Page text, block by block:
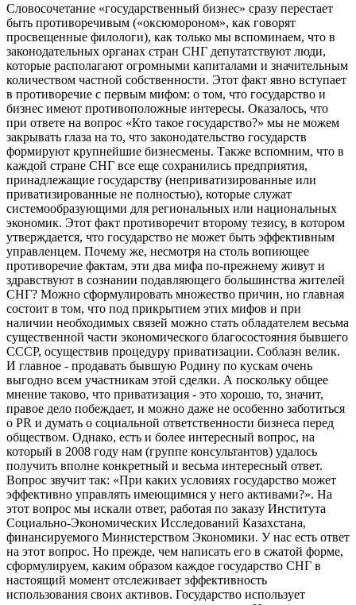
Словосочетание «государственный бизнес» сразу перестает
быть противоречивым («оксюмороном», как говорят
просвещенные филологи), как только мы вспоминаем, что в
законодательных органах стран СНГ депутатствуют люди,
которые располагают огромными капиталами и значительным
количеством частной собственности. Этот факт явно вступает
в противоречие с первым мифом: о том, что государство и
бизнес имеют противоположные интересы. Оказалось, что
при ответе на вопрос «Кто такое государство?» мы не можем
закрывать глаза на то, что законодательство государств
формируют крупнейшие бизнесмены. Также вспомним, что в
каждой стране СНГ все еще сохранились предприятия,
принадлежащие государству (неприватизированные или
приватизированные не полностью), которые служат
системообразующими для региональных или национальных
экономик. Этот факт противоречит второму тезису, в котором
утверждается, что государство не может быть эффективным
управленцем. Почему же, несмотря на столь вопиющее
противоречие фактам, эти два мифа по-прежнему живут и
здравствуют в сознании подавляющего большинства жителей
СНГ? Можно сформулировать множество причин, но главная
состоит в том, что под прикрытием этих мифов и при
наличии необходимых связей можно стать обладателем весьма
существенной части экономического благосостояния бывшего
СССР, осуществив процедуру приватизации. Соблазн велик.
И главное - продавать бывшую Родину по кускам очень
выгодно всем участникам этой сделки. А поскольку общее
мнение таково, что приватизация - это хорошо, то, значит,
правое дело побеждает, и можно даже не особенно заботиться
о PR и думать о социальной ответственности бизнеса перед
обществом. Однако, есть и более интересный вопрос, на
который в 2008 году нам (группе консультантов) удалось
получить вполне конкретный и весьма интересный ответ.
Вопрос звучит так: «При каких условиях государство может
эффективно управлять имеющимися у него активами?». На
этот вопрос мы искали ответ, работая по заказу Института
Социально-Экономических Исследований Казахстана,
финансируемого Министерством Экономики. У нас есть ответ
на этот вопрос. Но прежде, чем написать его в сжатой форме,
сформулируем, каким образом каждое государство СНГ в
настоящий момент отслеживает эффективность
использования своих активов. Государство использует